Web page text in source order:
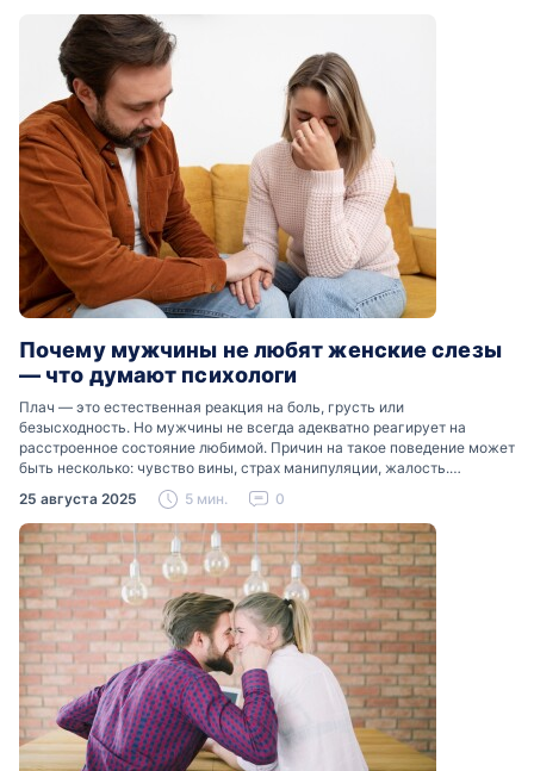
Почему мужчины не любят женские слезы
— что думают психологи
Плач — это естественная реакция на боль, грусть или
безысходность. Но мужчины не всегда адекватно реагирует на
расстроенное состояние любимой. Причин на такое поведение может
быть несколько: чувство вины, страх манипуляции, жалость.
Разобраться, почему мужчины боятся женских слез, помогут советы
психологов…
25 августа 2025 5 мин. 0